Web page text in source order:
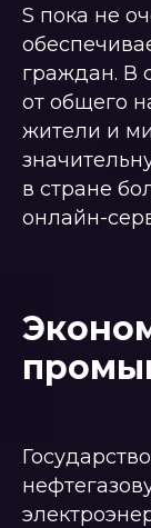
S пока не
граждан. В
от общего
жители и
в стране
онлайн-